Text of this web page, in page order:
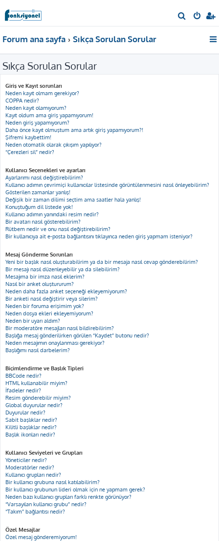
r
Forum ana sayfa Sıkça Sorulan Sorular
Sıkça Sorulan Sorular
Giriş ve Kayıt sorunları
Neden kayıt olmam gerekiyor?
COPPA nedir?
Neden kayıt olamıyorum?
Kayıt oldum ama giriş yapamıyorum!
Neden giriş yapamıyorum?
Daha önce kayıt olmuştum ama artık giriş yapamıyorum?!
Şifremi kaybettim!
Neden otomatik olarak çıkışım yapılıyor?
“Çerezleri sil” nedir?
Kullanıcı Seçenekleri ve ayarları
Ayarlarımı nasıl değiştirebilirim?
Kullanıcı adımın çevrimiçi kullanıcılar listesinde görüntülenmesini nasıl önleyebilirim?
Gösterilen zamanlar yanlış!
Değişik bir zaman dilimi seçtim ama saatler hala yanlış!
Konuştuğum dil listede yok!
Kullanıcı adımın yanındaki resim nedir?
Bir avatarı nasıl gösterebilirim?
Rütbem nedir ve onu nasıl değiştirebilirim?
Bir kullanıcıya ait e-posta bağlantısını tıklayınca neden giriş yapmam isteniyor?
Mesaj Gönderme Sorunları
Yeni bir başlık nasıl oluşturabilirim ya da bir mesaja nasıl cevap gönderebilirim?
Bir mesajı nasıl düzenleyebilir ya da silebilirim?
Mesajıma bir imza nasıl eklerim?
Nasıl bir anket oluştururum?
Neden daha fazla anket seçeneği ekleyemiyorum?
Bir anketi nasıl değiştirir veya silerim?
Neden bir foruma erişimim yok?
Neden dosya ekleri ekleyemiyorum?
Neden bir uyarı aldım?
Bir moderatöre mesajları nasıl bildirebilirim?
Başlığa mesaj gönderilirken görülen “Kaydet” butonu nedir?
Neden mesajımın onaylanması gerekiyor?
Başlığımı nasıl darbelerim?
Biçimlendirme ve Başlık Tipleri
BBCode nedir?
HTML kullanabilir miyim?
İfadeler nedir?
Resim gönderebilir miyim?
Global duyurular nedir?
Duyurular nedir?
Sabit başlıklar nedir?
Kilitli başlıklar nedir?
Başlık ikonları nedir?
Kullanıcı Seviyeleri ve Grupları
Yöneticiler nedir?
Moderatörler nedir?
Kullanıcı grupları nedir?
Bir kullanıcı grubuna nasıl katılabilirim?
Bir kullanıcı grubunun lideri olmak için ne yapmam gerek?
Neden bazı kullanıcı grupları farklı renkte görünüyor?
“Varsayılan kullanıcı grubu” nedir?
“Takım” bağlantısı nedir?
Özel Mesajlar
Özel mesaj gönderemiyorum!